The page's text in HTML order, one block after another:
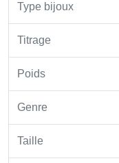
Type bijoux
Titrage
Poids
Genre
Taille